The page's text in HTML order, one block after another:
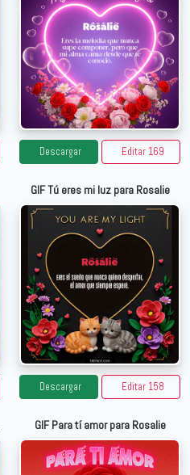
Descargar Editar 169
GIF Tú eres mi luz para Rosalie
Descargar Editar 158
GIF Para tí amor para Rosalie